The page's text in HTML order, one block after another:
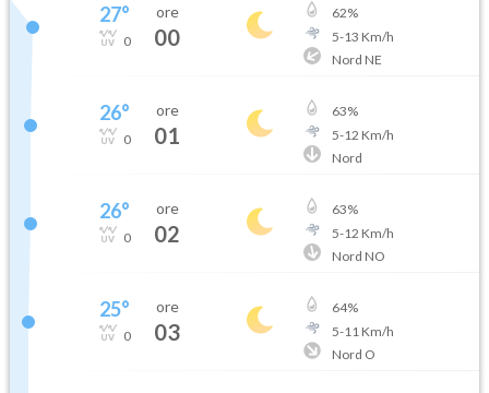
27°
0
ore
00
62%
5-13 Km/h
Nord NE
26°
0
ore
01
63%
5-12 Km/h
Nord
26°
0
ore
02
63%
5-12 Km/h
Nord NO
25°
0
ore
03
64%
5-11 Km/h
Nord O